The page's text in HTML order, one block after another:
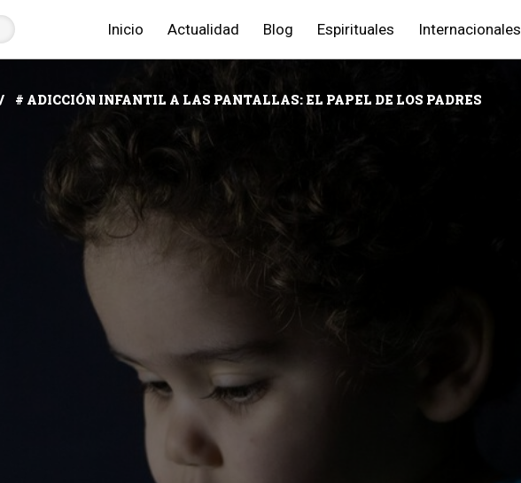
Inicio Actualidad Blog Espirituales Internacionales
# ADICCIÓN INFANTIL A LAS PANTALLAS: EL PAPEL DE LOS PADRES